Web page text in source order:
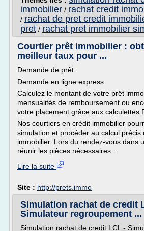
immobilier / rachat credit
/ rachat de pret credit
pret / rachat pret immobilier
Courtier prêt immobilier :
meilleur taux pour ...
Demande de prêt
Demande en ligne express
Calculez le montant de votre prêt
mensualités de remboursement ou
votre placement grâce aux calculettes
Nos courtiers en crédit immobilier
simulation et procéder au calcul précis
immobilier. Lors du rendez-vous dans
réunir les pièces nécessaires...
Lire la suite
Site : http://prets.immo
Simulation rachat de credit
Simulateur regroupement ...
Simulation rachat de credit LCL -